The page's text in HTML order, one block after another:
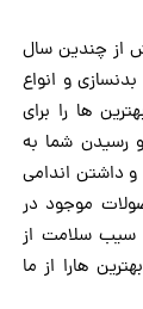
از چندین سال
و انواع
ها را برای
رسیدن شما به
داشتن اندامی
موجود در
سیب سلامت از
هارا از ما